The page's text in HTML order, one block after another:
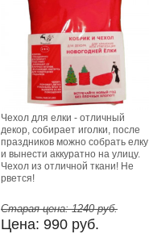
Чехол для елки - отличный
декор, собирает иголки, после
праздников можно собрать елку
и вынести аккуратно на улицу.
Чехол из отличной ткани! Не
рвется!
Старая цена:1240руб.
Цена: 990 руб.